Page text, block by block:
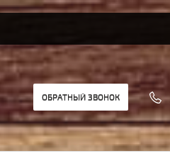
ОБРАТНЫЙ ЗВОНОК